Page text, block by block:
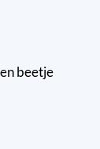
beetje